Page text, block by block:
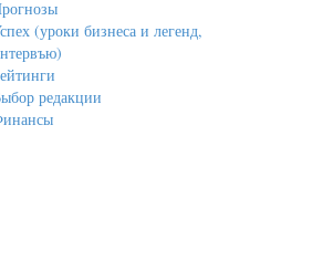
(уроки бизнеса и легенд,
редакции